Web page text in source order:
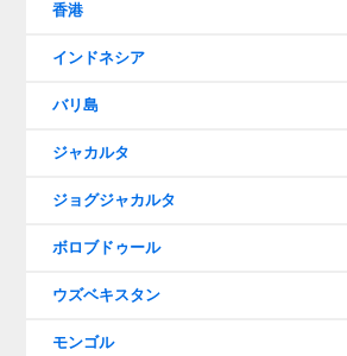
香港
インドネシア
バリ島
ジャカルタ
ジョグジャカルタ
ボロブドゥール
ウズベキスタン
モンゴル